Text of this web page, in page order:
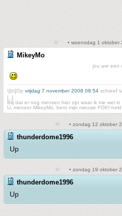
• woensdag 1 oktober
MikeyMo
jou are een
\[b\]Op vrijdag 7 november 2008 08:54 schreef
[..]
Blij dat er nog mensen hier zijn waar ik me wel in
U, meneer MikeyMo, bent mijn nieuwe FOK!-held
• zondag 12 oktober
thunderdome1996
Up
• zondag 19 oktober
thunderdome1996
Up